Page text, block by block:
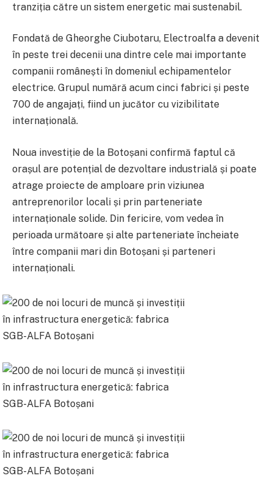
tranziția către un sistem energetic mai sustenabil.
Fondată de Gheorghe Ciubotaru, Electroalfa a devenit
în peste trei decenii una dintre cele mai importante
companii românești în domeniul echipamentelor
electrice. Grupul numără acum cinci fabrici și peste
700 de angajați, fiind un jucător cu vizibilitate
internațională.
Noua investiție de la Botoșani confirmă faptul că
orașul are potențial de dezvoltare industrială și poate
atrage proiecte de amploare prin viziunea
antreprenorilor locali și prin parteneriate
internaționale solide. Din fericire, vom vedea în
perioada următoare și alte parteneriate încheiate
între companii mari din Botoșani și parteneri
internaționali.